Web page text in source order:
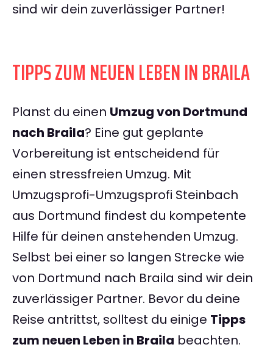
sind wir dein zuverlässiger Partner!
TIPPS ZUM NEUEN LEBEN IN BRAILA
Planst du einen Umzug von Dortmund
nach Braila? Eine gut geplante
Vorbereitung ist entscheidend für
einen stressfreien Umzug. Mit
Umzugsprofi-Umzugsprofi Steinbach
aus Dortmund findest du kompetente
Hilfe für deinen anstehenden Umzug.
Selbst bei einer so langen Strecke wie
von Dortmund nach Braila sind wir dein
zuverlässiger Partner. Bevor du deine
Reise antrittst, solltest du einige Tipps
zum neuen Leben in Braila beachten.